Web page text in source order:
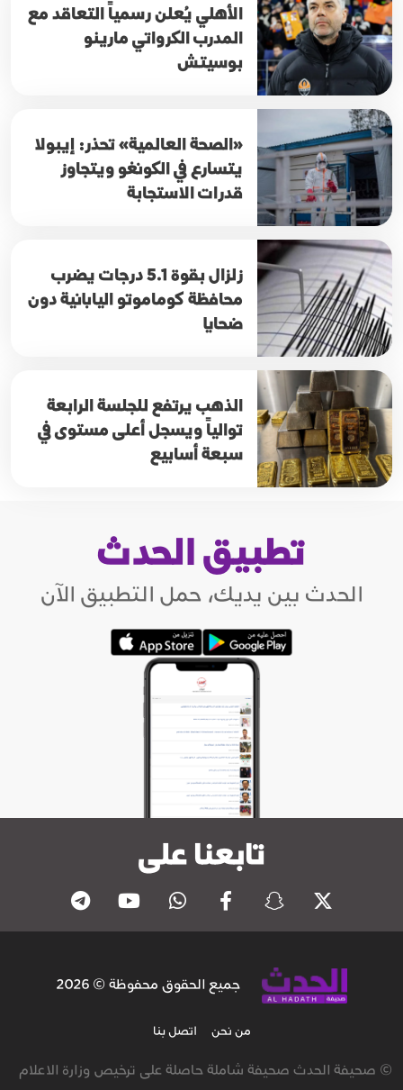
الأهلي يُعلن رسمياً التعاقد مع
المدرب الكرواتي مارينو
بوسيتش
«الصحة العالمية» تحذر: إيبولا
يتسارع في الكونغو ويتجاوز
قدرات الاستجابة
زلزال بقوة 5.1 درجات يضرب
محافظة كوماموتو اليابانية دون
ضحايا
الذهب يرتفع للجلسة الرابعة
توالياً ويسجل أعلى مستوى في
سبعة أسابيع
تطبيق الحدث
الحدث بين يديك، حمل التطبيق الآن
تابعنا على
جميع الحقوق محفوظة © 2026
من نحن اتصل بنا
© صحيفة الحدث صحيفة شاملة حاصلة على ترخيص وزارة الاعلام